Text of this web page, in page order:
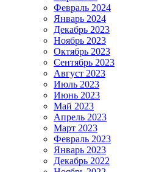
Февраль 2024
Январь 2024
Декабрь 2023
Ноябрь 2023
Октябрь 2023
Сентябрь 2023
Август 2023
Июль 2023
Июнь 2023
Май 2023
Апрель 2023
Март 2023
Февраль 2023
Январь 2023
Декабрь 2022